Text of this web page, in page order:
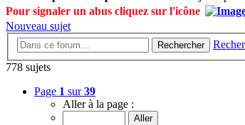
Pour signaler un abus cliquez sur l'icône
Nouveau sujet
Rechercher
778 sujets
Page 1 sur39
Aller à la page :